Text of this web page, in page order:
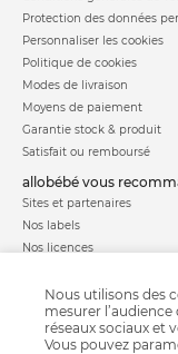
Protection des données
Personnaliser les cookies
Politique de cookies
Modes de livraison
Moyens de paiement
Garantie stock & produit
Satisfait ou remboursé
allobébé vous
Sites et partenaires
Nos labels
Nos licences
Nous utilisons des
mesurer
réseaux sociaux et
Vous pouvez